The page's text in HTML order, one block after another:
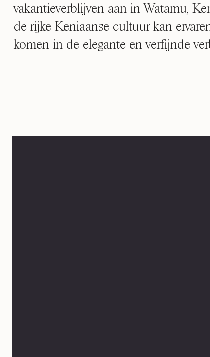
vakantieverblijven aan in Watamu,
de rijke Keniaanse cultuur kan
komen in de elegante en verfijnde